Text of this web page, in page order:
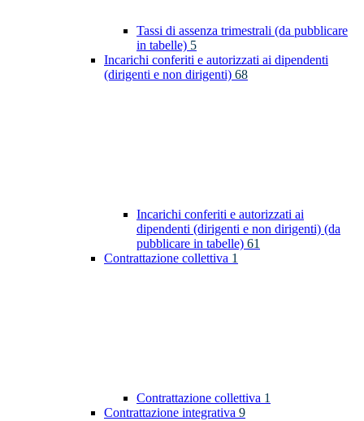
Tassi di assenza trimestrali (da pubblicare
in tabelle) 5
Incarichi conferiti e autorizzati ai dipendenti
(dirigenti e non dirigenti) 68
Incarichi conferiti e autorizzati ai
dipendenti (dirigenti e non dirigenti) (da
pubblicare in tabelle) 61
Contrattazione collettiva 1
Contrattazione collettiva 1
Contrattazione integrativa 9